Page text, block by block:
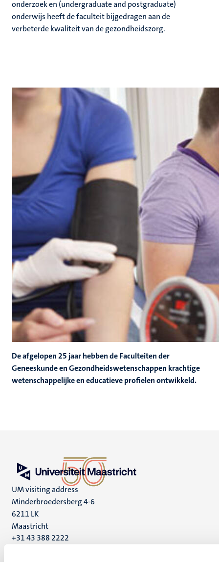
onderzoek en (undergraduate and postgraduate)
onderwijs heeft de faculteit bijgedragen aan de
verbeterde kwaliteit van de gezondheidszorg.
De afgelopen 25 jaar hebben de Faculteiten der
Geneeskunde en Gezondheidswetenschappen krachtige
wetenschappelijke en educatieve profielen ontwikkeld.
UM visiting address
Minderbroedersberg 4-6
6211 LK
Maastricht
+31 43 388 2222